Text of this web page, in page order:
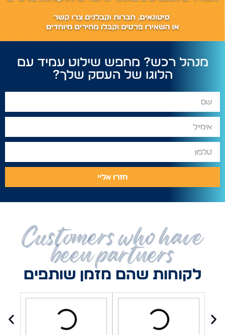
מנהל רכש? מחפש שילוט עמיד עם
הלוגו של העסק שלך?
חזרו אליי
Customers who have
been partners
לקוחות שהם מזמן שותפים